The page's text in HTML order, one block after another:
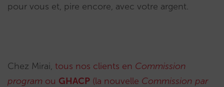
pour vous et, pire encore, avec votre argent.
Chez Mirai, tous nos clients en Commission
program ou GHACP (la nouvelle Commission par